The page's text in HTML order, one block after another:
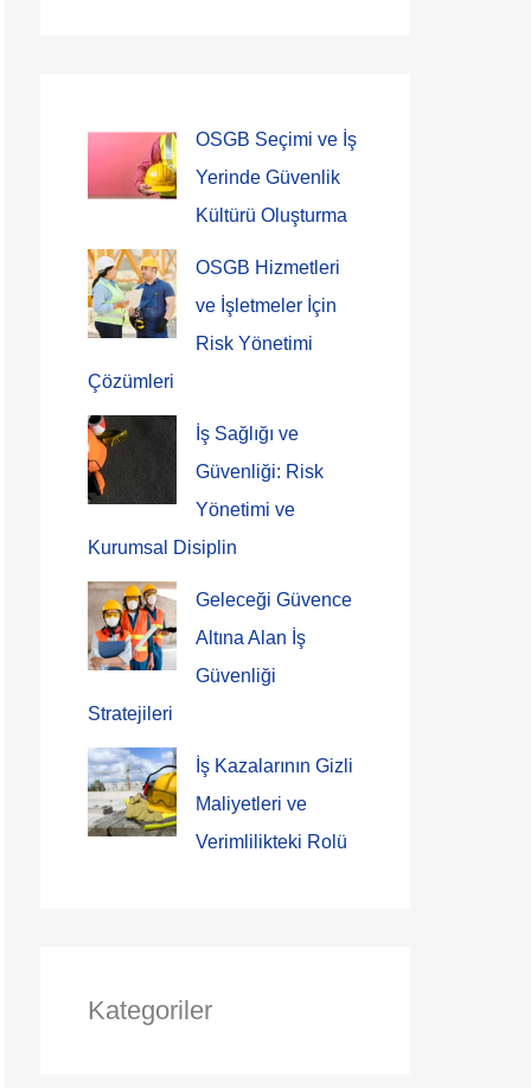
OSGB Seçimi ve İş
Yerinde Güvenlik
Kültürü Oluşturma
OSGB Hizmetleri
ve İşletmeler İçin
Risk Yönetimi
Çözümleri
İş Sağlığı ve
Güvenliği: Risk
Yönetimi ve
Kurumsal Disiplin
Geleceği Güvence
Altına Alan İş
Güvenliği
Stratejileri
İş Kazalarının Gizli
Maliyetleri ve
Verimlilikteki Rolü
Kategoriler